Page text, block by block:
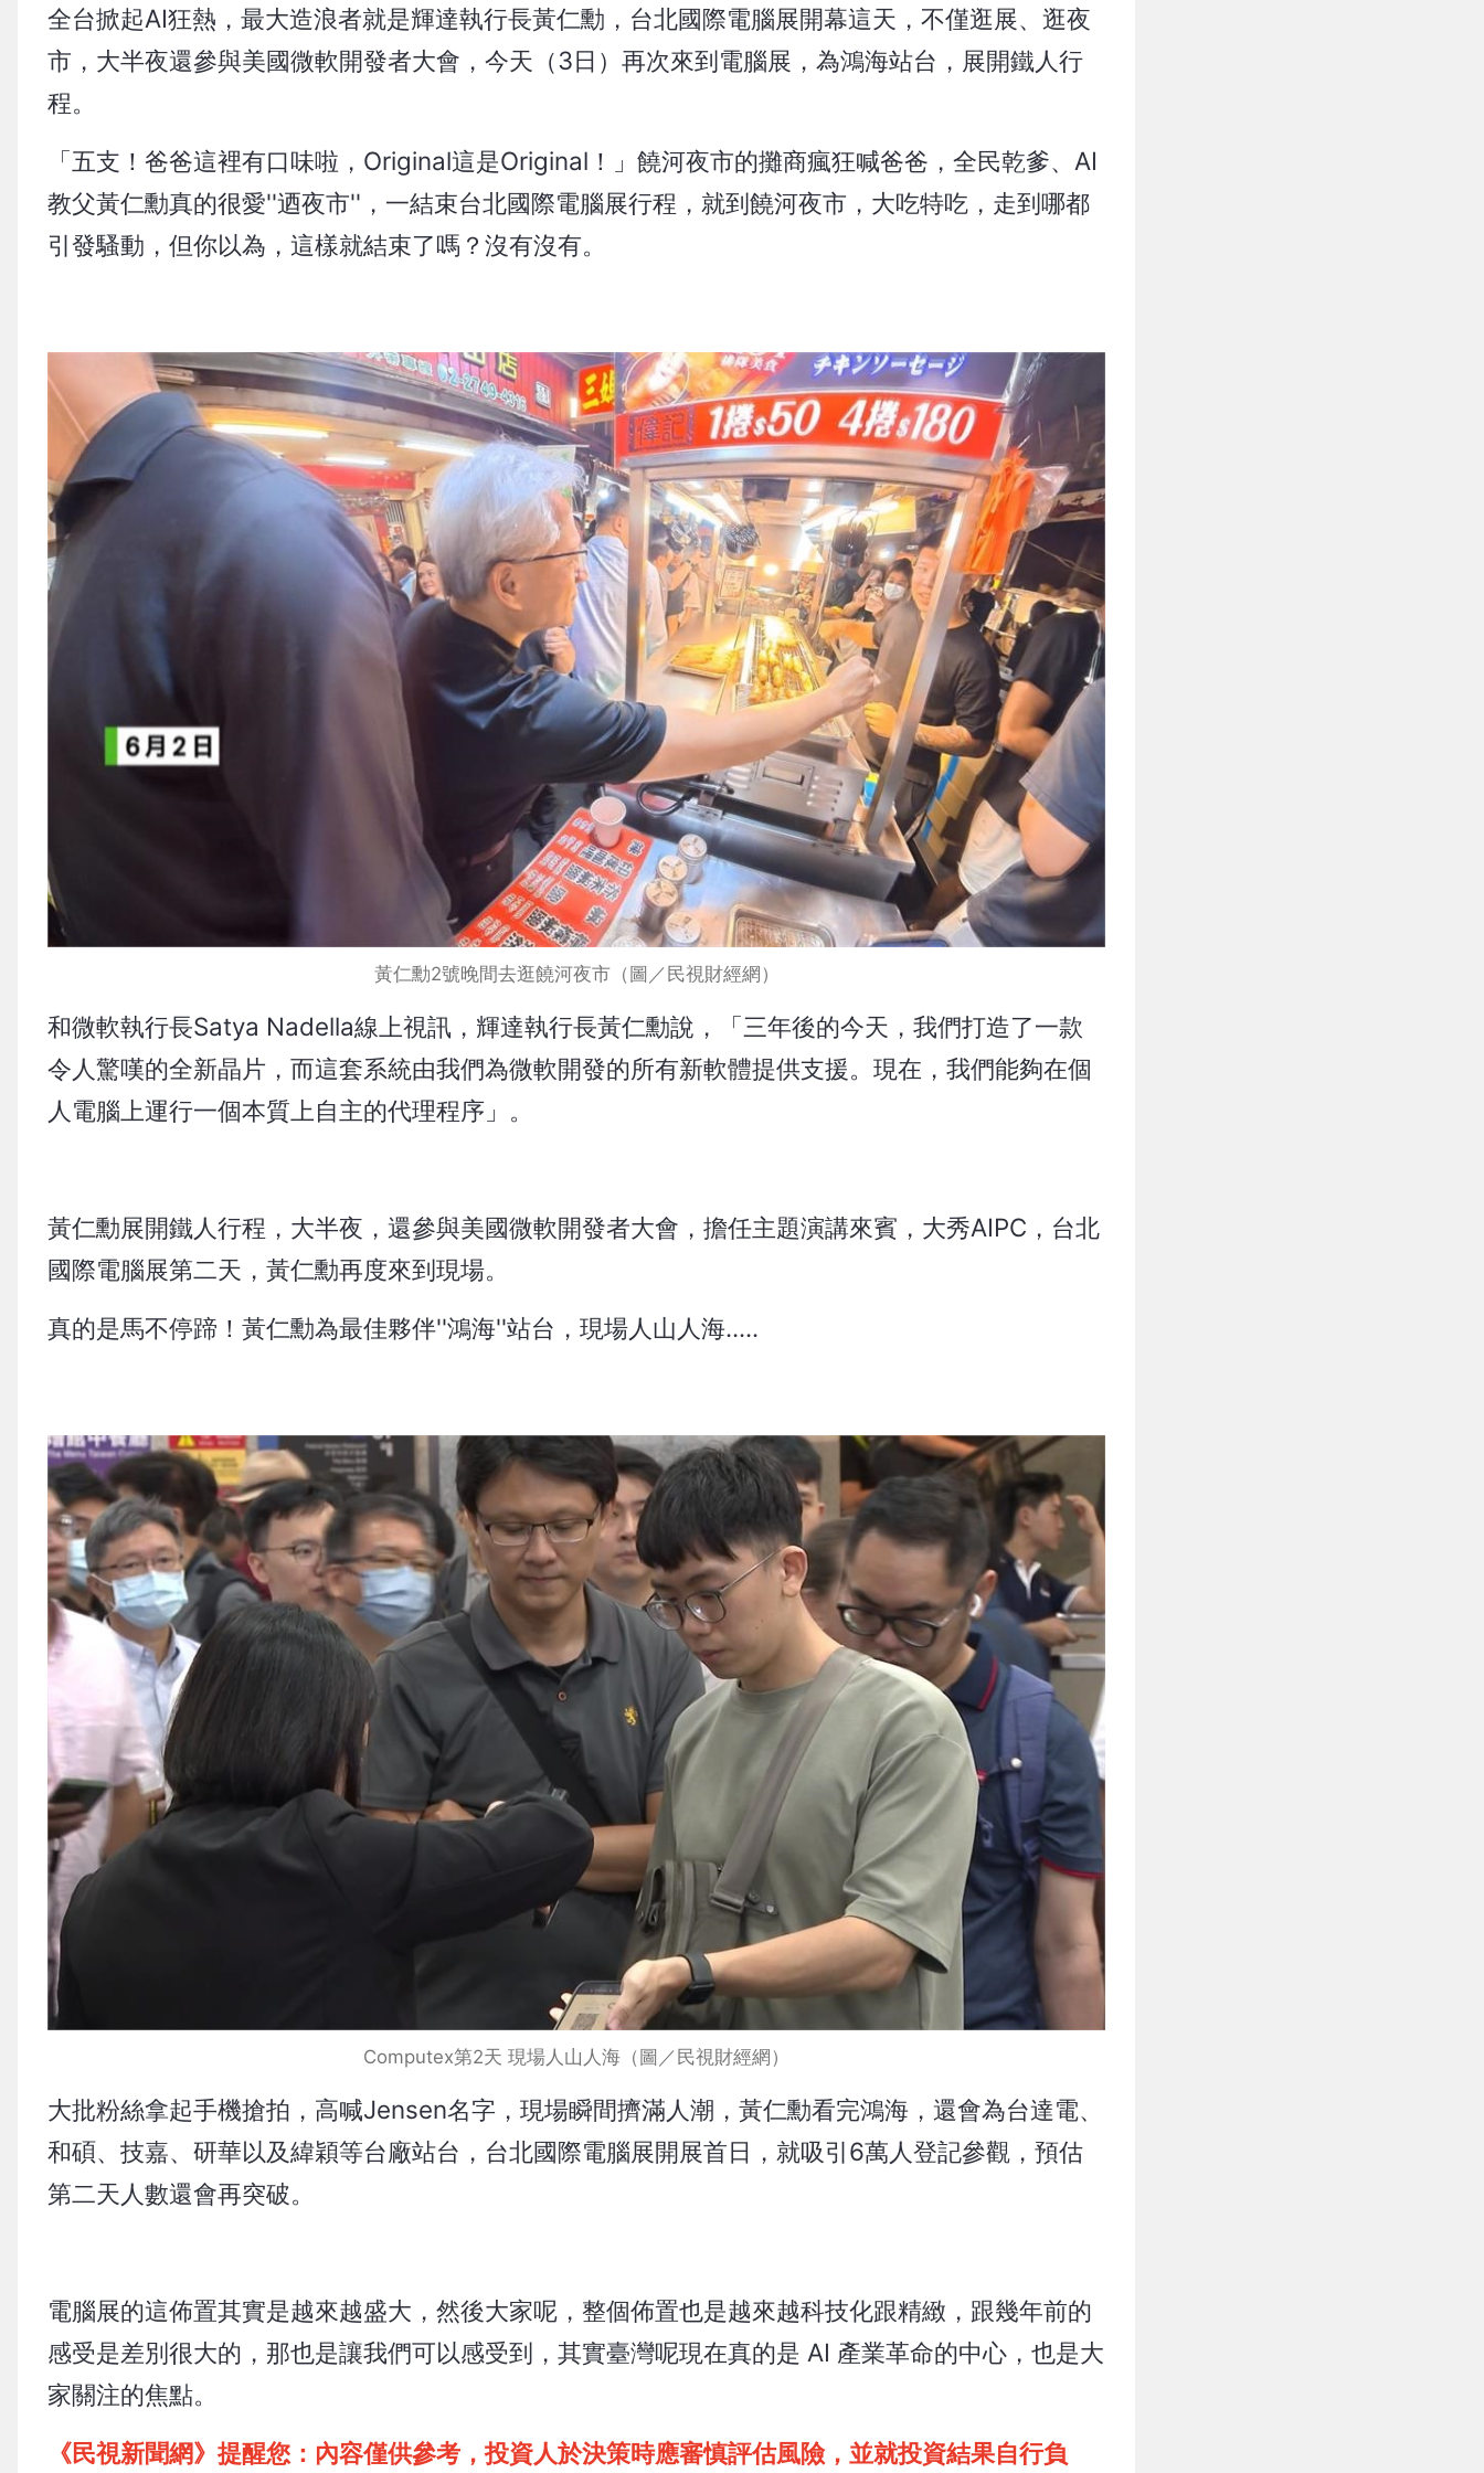
全台掀起AI狂熱，最大造浪者就是輝達執行長黃仁勳，台北國際電腦展開幕這天，不僅逛展、逛夜
市，大半夜還參與美國微軟開發者大會，今天（3日）再次來到電腦展，為鴻海站台，展開鐵人行
程。
「五支！爸爸這裡有口味啦，Original這是Original！」饒河夜市的攤商瘋狂喊爸爸，全民乾爹、AI
教父黃仁勳真的很愛''迺夜市''，一結束台北國際電腦展行程，就到饒河夜市，大吃特吃，走到哪都
引發騷動，但你以為，這樣就結束了嗎？沒有沒有。
黃仁勳2號晚間去逛饒河夜市（圖／民視財經網）
和微軟執行長Satya Nadella線上視訊，輝達執行長黃仁勳說，「三年後的今天，我們打造了一款
令人驚嘆的全新晶片，而這套系統由我們為微軟開發的所有新軟體提供支援。現在，我們能夠在個
人電腦上運行一個本質上自主的代理程序」。
黃仁勳展開鐵人行程，大半夜，還參與美國微軟開發者大會，擔任主題演講來賓，大秀AIPC，台北
國際電腦展第二天，黃仁勳再度來到現場。
真的是馬不停蹄！黃仁勳為最佳夥伴''鴻海''站台，現場人山人海.....
Computex第2天 現場人山人海（圖／民視財經網）
大批粉絲拿起手機搶拍，高喊Jensen名字，現場瞬間擠滿人潮，黃仁勳看完鴻海，還會為台達電、
和碩、技嘉、研華以及緯穎等台廠站台，台北國際電腦展開展首日，就吸引6萬人登記參觀，預估
第二天人數還會再突破。
電腦展的這佈置其實是越來越盛大，然後大家呢，整個佈置也是越來越科技化跟精緻，跟幾年前的
感受是差別很大的，那也是讓我們可以感受到，其實臺灣呢現在真的是 AI 產業革命的中心，也是大
家關注的焦點。
《民視新聞網》提醒您：內容僅供參考，投資人於決策時應審慎評估風險，並就投資結果自行負